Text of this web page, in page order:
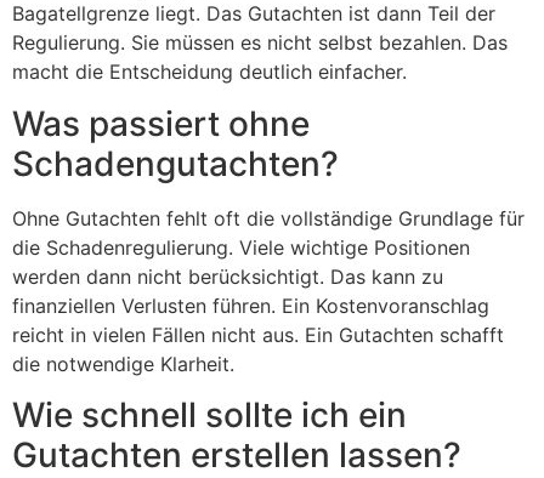
Bagatellgrenze liegt. Das Gutachten ist dann Teil der
Regulierung. Sie müssen es nicht selbst bezahlen. Das
macht die Entscheidung deutlich einfacher.
Was passiert ohne
Schadengutachten?
Ohne Gutachten fehlt oft die vollständige Grundlage für
die Schadenregulierung. Viele wichtige Positionen
werden dann nicht berücksichtigt. Das kann zu
finanziellen Verlusten führen. Ein Kostenvoranschlag
reicht in vielen Fällen nicht aus. Ein Gutachten schafft
die notwendige Klarheit.
Wie schnell sollte ich ein
Gutachten erstellen lassen?